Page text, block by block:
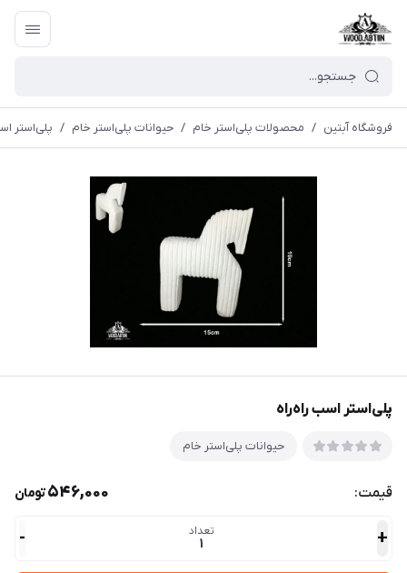
فروشگاه آبتین / محصولات پلی‌استر خام / حیوانات پلی‌استر خام / پلی‌استر
پلی‌استر اسب راه‌راه
حیوانات پلی‌استر خام
قیمت: 546,000تومان
+ تعداد
1
-